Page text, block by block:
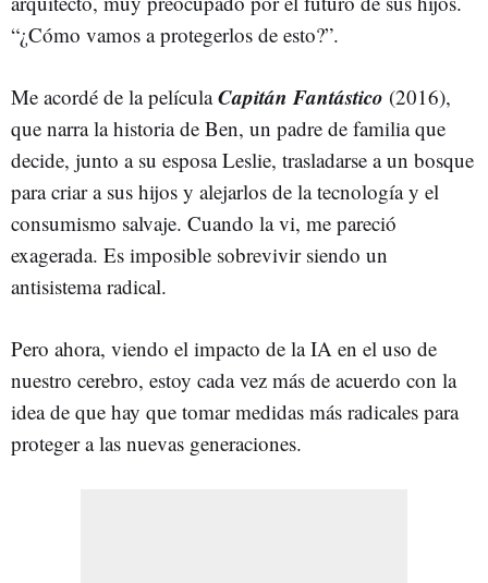
“¿Cómo vamos a protegerlos de esto?”.
Me acordé de la películaCapitán Fantástico (2016),
que narra la historia de Ben, un padre de familia que
decide, junto a su esposa Leslie, trasladarse a un bosque
para criar a sus hijos y alejarlos de la tecnología y el
consumismo salvaje. Cuando la vi, me pareció
exagerada. Es imposible sobrevivir siendo un
antisistema radical.
Pero ahora, viendo el impacto de la IA en el uso de
nuestro cerebro, estoy cada vez más de acuerdo con la
idea de que hay que tomar medidas más radicales para
proteger a las nuevas generaciones.